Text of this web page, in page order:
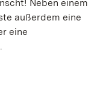
Neben einem
außerdem eine
eine